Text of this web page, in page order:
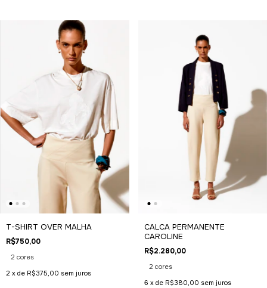
T-SHIRT OVER MALHA
R$750,00
2 cores
2 x de R$375,00 sem juros
CALCA PERMANENTE
CAROLINE
R$2.280,00
2 cores
6 x de R$380,00 sem juros